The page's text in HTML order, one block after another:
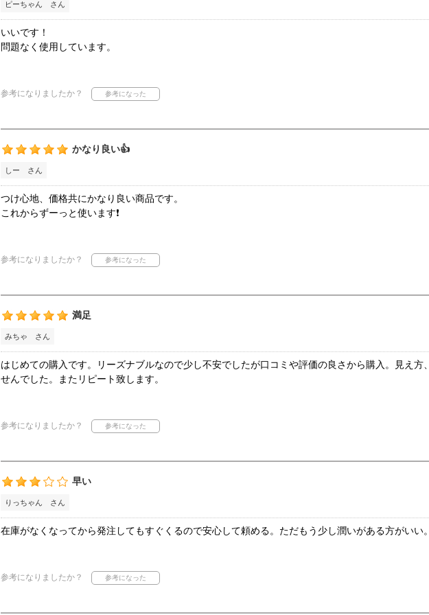
ピーちゃん さん
いいです！
問題なく使用しています。
参考になりましたか？
かなり良い👍
しー さん
つけ心地、価格共にかなり良い商品です。
これからずーっと使います❗️
参考になりましたか？
満足
みちゃ さん
はじめての購入です。リーズナブルなので少し不安でしたが口コミや評価の良さから購入。見え方
せんでした。またリピート致します。
参考になりましたか？
早い
りっちゃん さん
在庫がなくなってから発注してもすぐくるので安心して頼める。ただもう少し潤いがある方がいい。
参考になりましたか？